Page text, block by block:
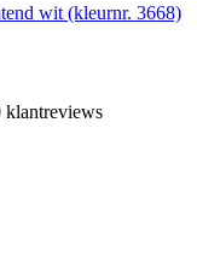
wit (kleurnr. 3668)
klantreviews